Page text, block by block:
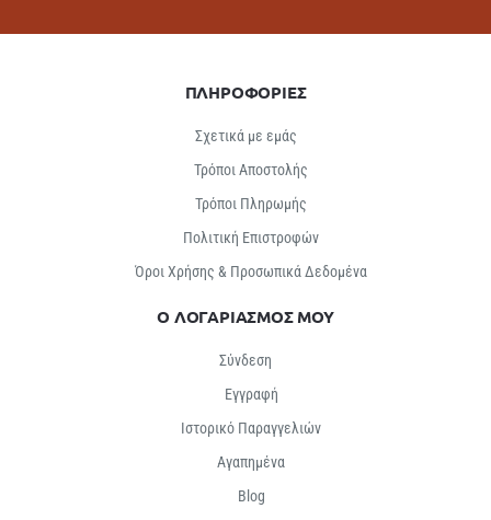
ΠΛΗΡΟΦΟΡΙΕΣ
Σχετικά με εμάς
Τρόποι Αποστολής
Τρόποι Πληρωμής
Πολιτική Επιστροφών
Όροι Χρήσης & Προσωπικά Δεδομένα
Ο ΛΟΓΑΡΙΑΣΜΟΣ ΜΟΥ
Σύνδεση
Εγγραφή
Ιστορικό Παραγγελιών
Αγαπημένα
Βlog